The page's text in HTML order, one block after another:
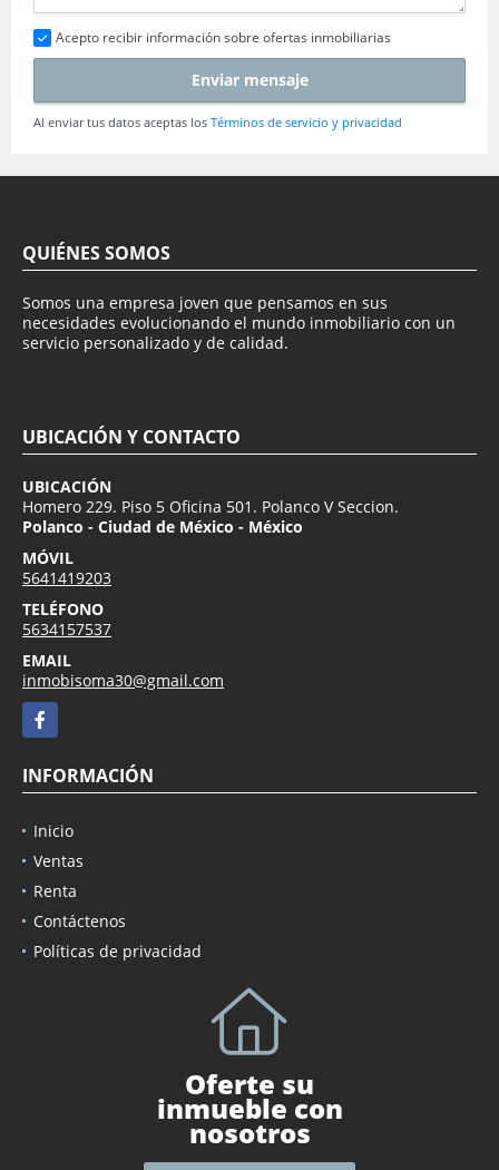
Acepto recibir información sobre ofertas inmobiliarias
Enviar mensaje
Al enviar tus datos aceptas los Términos de servicio y privacidad
QUIÉNES SOMOS
Somos una empresa joven que pensamos en sus
necesidades evolucionando el mundo inmobiliario con un
servicio personalizado y de calidad.
UBICACIÓN Y CONTACTO
UBICACIÓN
Homero 229. Piso 5 Oficina 501. Polanco V Seccion.
Polanco - Ciudad de México - México
MÓVIL
5641419203
TELÉFONO
5634157537
EMAIL
inmobisoma30@gmail.com
Facebook
INFORMACIÓN
Inicio
Ventas
Renta
Contáctenos
Políticas de privacidad
Oferte su
inmueble con
nosotros